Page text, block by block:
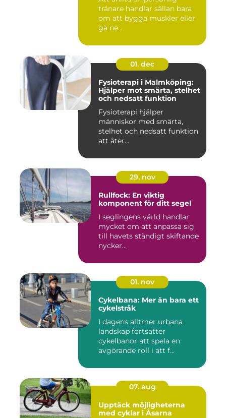
tränare handlar sällan bara
om att bygga muskler eller
gå ne...
01. dec
Fysioterapi i Malmköping:
Hjälper mot smärta, stelhet
och nedsatt funktion
Fysioterapi hjälper
människor med smärta,
stelhet och nedsatt funktion
att åter...
29. nov
Rullfock: En viktig
komponent för ditt segel
I seglingens värld handlar
mycket om att anpassa sig
till havets ständigt skiftande
nycker...
01. nov
Cykelbana: Mer än bara ett
cykelstråk
I dagens alltmer urbana
landskap fortsätter
cykelbanor att spela en
avgörande roll i att f...
07. aug
Upptäck möjligheterna
med cyklar i Åsarna